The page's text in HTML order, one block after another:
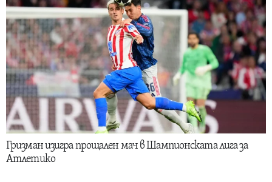
Гризман изигра прощален мач в Шампионската лига за
Атлетико